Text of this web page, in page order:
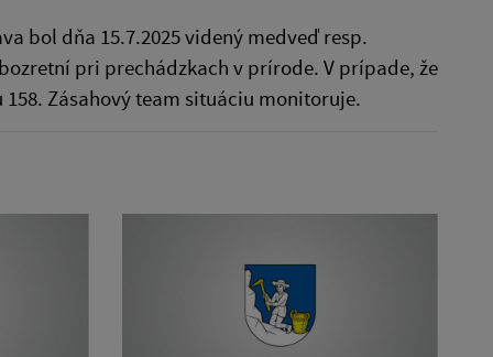
bol dňa 15.7.2025 videný medveď resp.
pri prechádzkach v prírode. V prípade, že
Zásahový team situáciu monitoruje.